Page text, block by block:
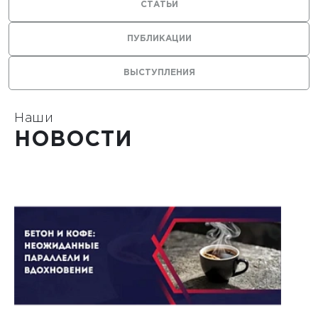
1
ВЫСТУПЛЕНИЯ
ПУБЛИКАЦИИ
СТАТЬИ
Наши
НОВОСТИ